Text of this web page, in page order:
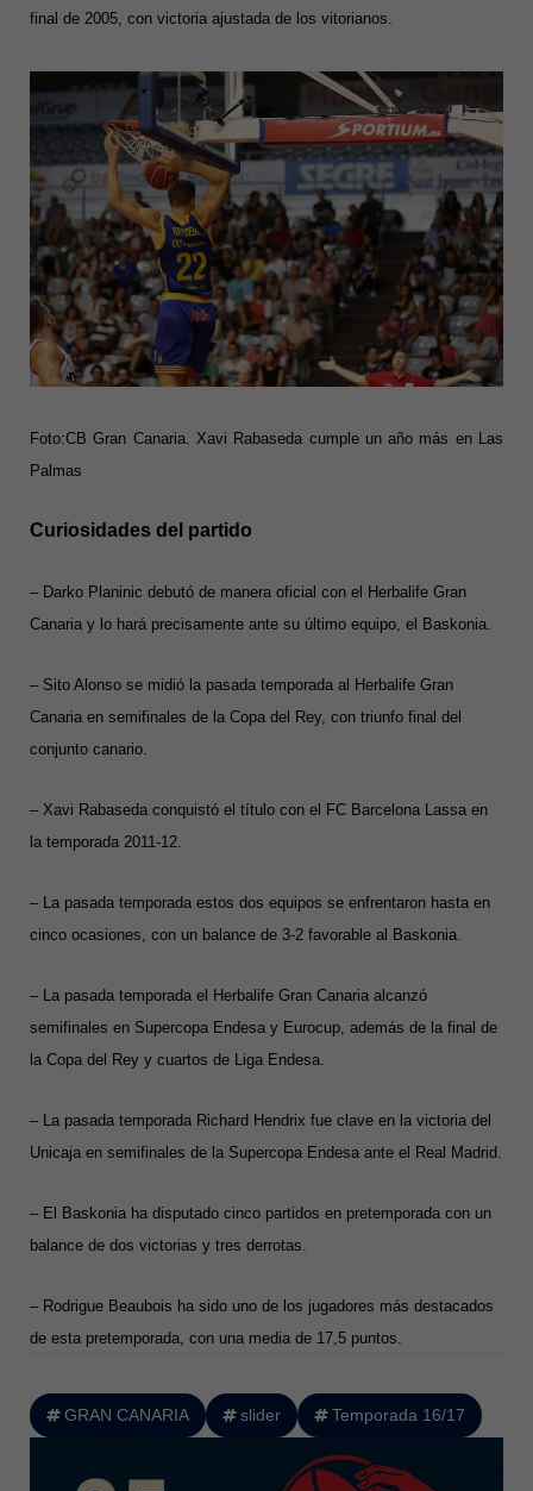
final de 2005, con victoria ajustada de los vitorianos.
Foto:CB Gran Canaria. Xavi Rabaseda cumple un año más en Las
Palmas
Curiosidades del partido
– Darko Planinic debutó de manera oficial con el Herbalife Gran
Canaria y lo hará precisamente ante su último equipo, el Baskonia.
– Sito Alonso se midió la pasada temporada al Herbalife Gran
Canaria en semifinales de la Copa del Rey, con triunfo final del
conjunto canario.
– Xavi Rabaseda conquistó el título con el FC Barcelona Lassa en
la temporada 2011-12.
– La pasada temporada estos dos equipos se enfrentaron hasta en
cinco ocasiones, con un balance de 3-2 favorable al Baskonia.
– La pasada temporada el Herbalife Gran Canaria alcanzó
semifinales en Supercopa Endesa y Eurocup, además de la final de
la Copa del Rey y cuartos de Liga Endesa.
– La pasada temporada Richard Hendrix fue clave en la victoria del
Unicaja en semifinales de la Supercopa Endesa ante el Real Madrid.
– El Baskonia ha disputado cinco partidos en pretemporada con un
balance de dos victorias y tres derrotas.
– Rodrigue Beaubois ha sido uno de los jugadores más destacados
de esta pretemporada, con una media de 17,5 puntos.
GRAN CANARIA slider Temporada 16/17